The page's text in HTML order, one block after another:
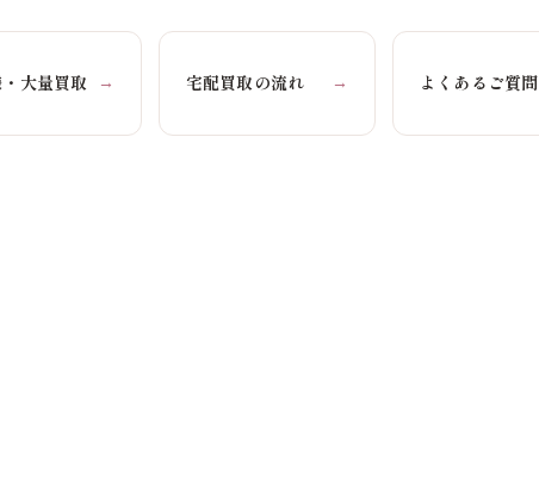
大量買取 → 宅配買取の流れ → よくあるご質問